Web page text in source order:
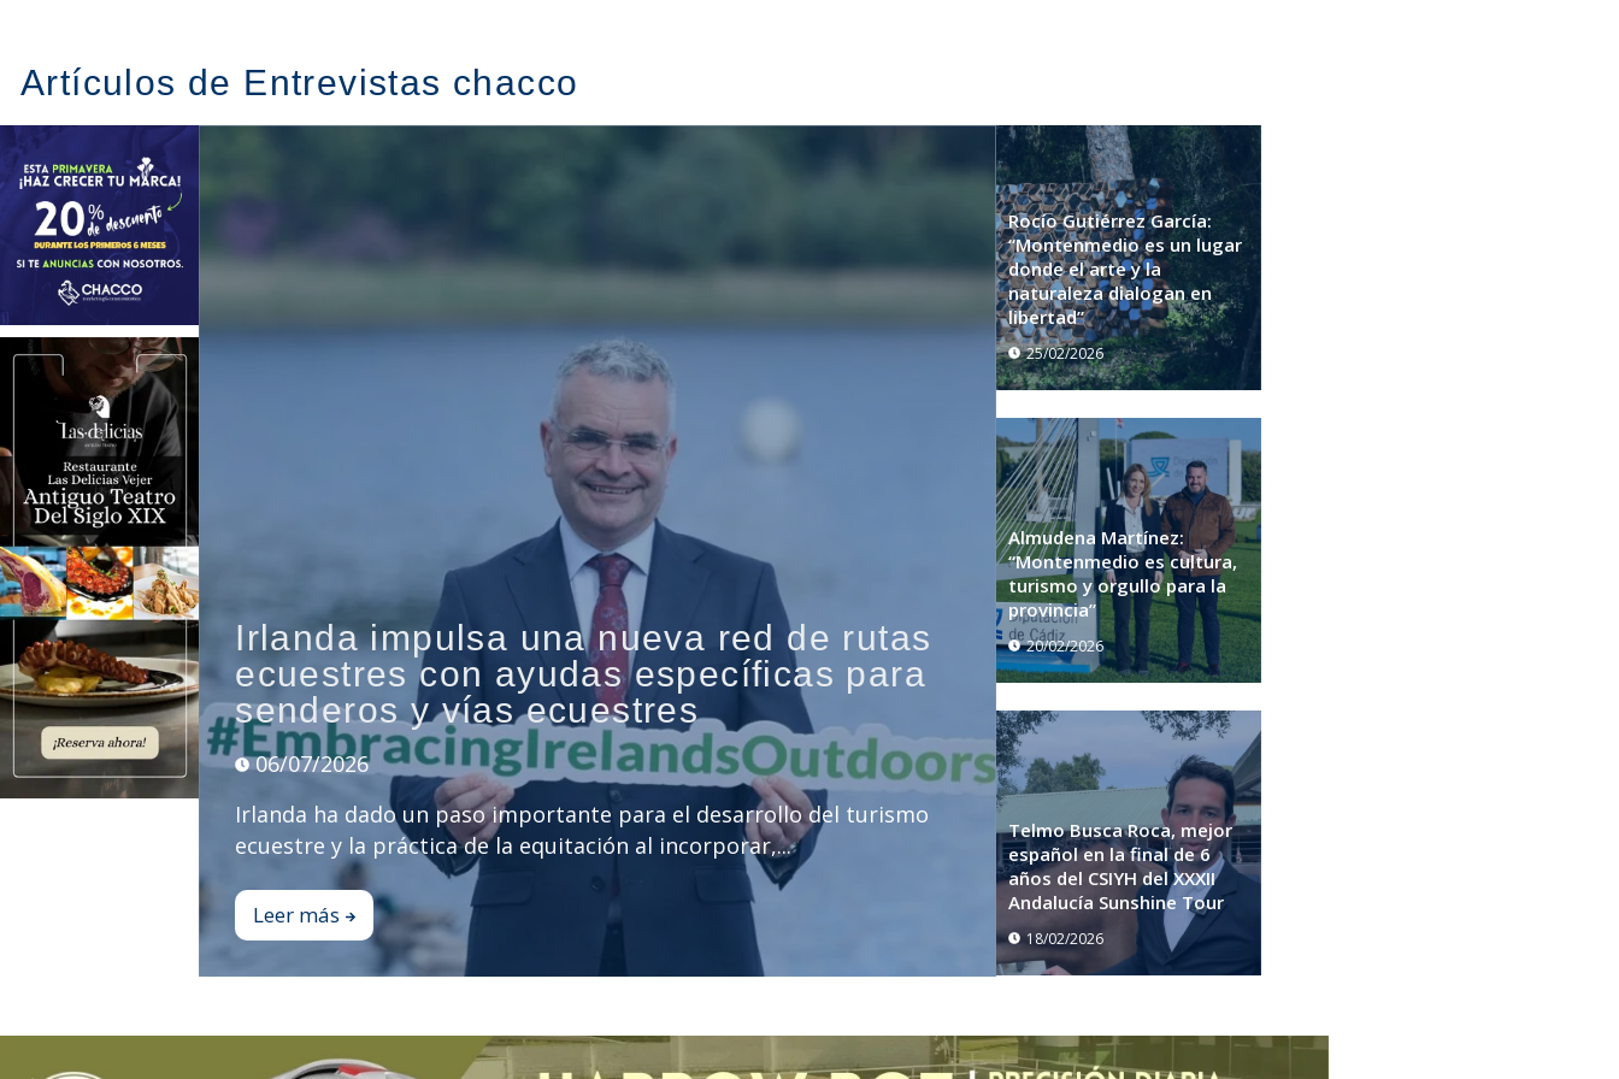
Artículos de Entrevistas chacco
Irlanda impulsa una nueva red de rutas
ecuestres con ayudas específicas para
senderos y vías ecuestres
06/07/2026
Irlanda ha dado un paso importante para el desarrollo del turismo
ecuestre y la práctica de la equitación al incorporar,...
Leer más
Rocío Gutiérrez García:
“Montenmedio es un lugar
donde el arte y la
naturaleza dialogan en
libertad”
25/02/2026
Almudena Martínez:
“Montenmedio es cultura,
turismo y orgullo para la
provincia”
20/02/2026
Telmo Busca Roca, mejor
español en la final de 6
años del CSIYH del XXXII
Andalucía Sunshine Tour
18/02/2026